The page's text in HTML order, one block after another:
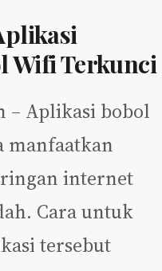
Wifi Terkunci
– Aplikasi bobol
manfaatkan
internet
Cara untuk
tersebut